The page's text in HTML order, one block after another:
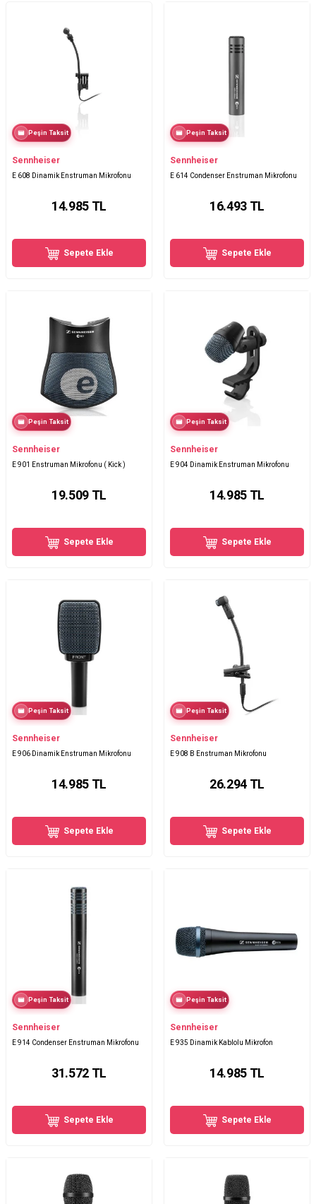
Peşin Taksit
Sennheiser
E 608 Dinamik Enstruman Mikrofonu
14.985TL
Sepete Ekle
Peşin Taksit
Sennheiser
E 614 Condenser Enstruman Mikrofonu
16.493TL
Sepete Ekle
Peşin Taksit
Sennheiser
E 901 Enstruman Mikrofonu ( Kick )
19.509TL
Sepete Ekle
Peşin Taksit
Sennheiser
E 904 Dinamik Enstruman Mikrofonu
14.985TL
Sepete Ekle
Peşin Taksit
Sennheiser
E 906 Dinamik Enstruman Mikrofonu
14.985TL
Sepete Ekle
Peşin Taksit
Sennheiser
E 908 B Enstruman Mikrofonu
26.294TL
Sepete Ekle
Peşin Taksit
Sennheiser
E 914 Condenser Enstruman Mikrofonu
31.572TL
Sepete Ekle
Peşin Taksit
Sennheiser
E 935 Dinamik Kablolu Mikrofon
14.985TL
Sepete Ekle